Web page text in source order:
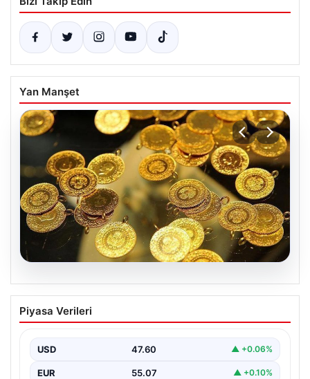
Yan Manşet
7 Nisan 2026 Güncel Altın Fiyatları:
Bugün Altın Ne Kadar Oldu?
ve jeopolitik risklerin yoğun etkisi altında dalgalı bir…
Piyasa Verileri
USD 47.60 ▲ +0.06%
EUR 55.07 ▲ +0.10%